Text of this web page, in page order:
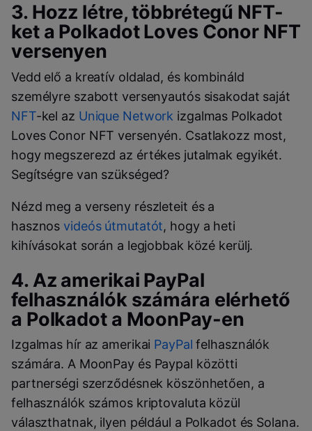
3. Hozz létre, többrétegű NFT-
ket a Polkadot Loves Conor NFT
versenyen
Vedd elő a kreatív oldalad, és kombináld
személyre szabott versenyautós sisakodat saját
NFT-kel az Unique Network izgalmas Polkadot
Loves Conor NFT versenyén. Csatlakozz most,
hogy megszerezd az értékes jutalmak egyikét.
Segítségre van szükséged?
Nézd meg a verseny részleteit és a
hasznosvideós útmutatót, hogy a heti
kihívásokat során a legjobbak közé kerülj.
4. Az amerikai PayPal
felhasználók számára elérhető
a Polkadota MoonPay-en
Izgalmas hír az amerikai PayPal felhasználók
számára. A MoonPayés Paypal közötti
partnerségi szerződésnek köszönhetően, a
felhasználók számos kriptovaluta közül
választhatnak, ilyen például a Polkadot és Solana.